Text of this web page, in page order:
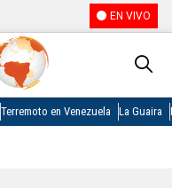
EN VIVO
Terremoto en Venezuela La Guaira